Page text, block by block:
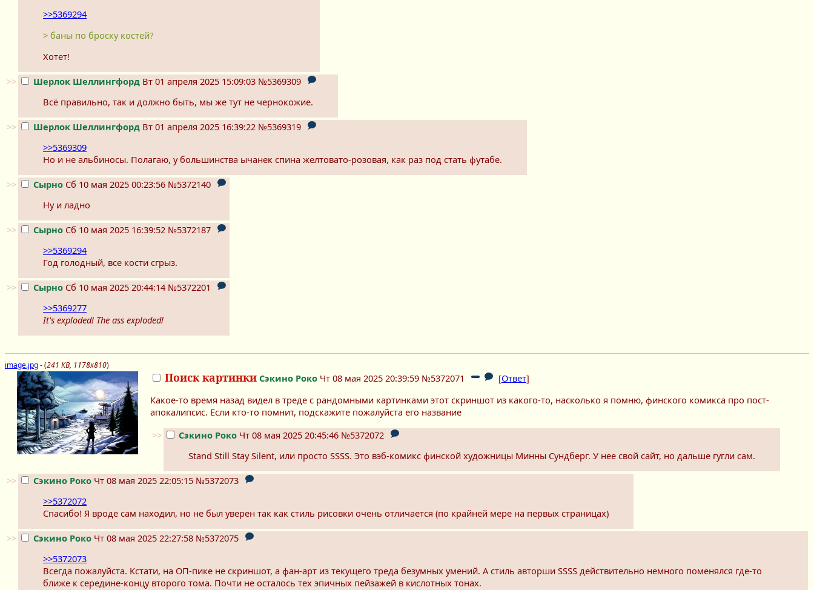
>>5369294
> баны по броску костей?
Хотет!
>> Шерлок Шеллингфорд Вт 01 апреля 2025 15:09:03 №5369309
Всё правильно, так и должно быть, мы же тут не чернокожие.
>> Шерлок Шеллингфорд Вт 01 апреля 2025 16:39:22 №5369319
>>5369309
Но и не альбиносы. Полагаю, у большинства ычанек спина желтовато-розовая, как раз под стать футабе.
>> Сырно Сб 10 мая 2025 00:23:56 №5372140
Ну и ладно
>> Сырно Сб 10 мая 2025 16:39:52 №5372187
>>5369294
Год голодный, все кости сгрыз.
>> Сырно Сб 10 мая 2025 20:44:14 №5372201
>>5369277
It's exploded! The ass exploded!
image.jpg- (241 KB, 1178x810)
Поиск картинки Сэкино Роко Чт 08 мая 2025 20:39:59 №5372071 [Ответ]
Какое-то время назад видел в треде с рандомными картинками этот скриншот из какого-то, насколько я помню, финского комикса про пост-
апокалипсис. Если кто-то помнит, подскажите пожалуйста его название
>>
Сэкино Роко Чт 08 мая 2025 20:45:46 №5372072
Stand Still Stay Silent, или просто SSSS. Это вэб-комикс финской художницы Минны Сундберг. У нее свой сайт, но дальше гугли сам.
>> Сэкино Роко Чт 08 мая 2025 22:05:15 №5372073
>>5372072
Спасибо! Я вроде сам находил, но не был уверен так как стиль рисовки очень отличается (по крайней мере на первых страницах)
>> Сэкино Роко Чт 08 мая 2025 22:27:58 №5372075
>>5372073
Всегда пожалуйста. Кстати, на ОП-пике не скриншот, а фан-арт из текущего треда безумных умений. А стиль авторши SSSS действительно немного поменялся где-то
ближе к середине-концу второго тома. Почти не осталось тех эпичных пейзажей в кислотных тонах.